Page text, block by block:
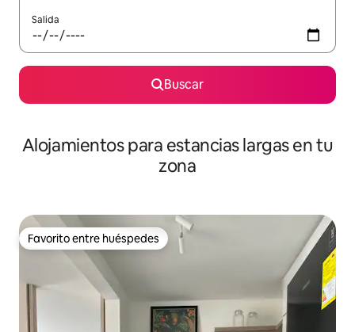
Salida
Buscar
Alojamientos para estancias largas en tu
zona
Favorito entre huéspedes
Favorito entre huéspedes